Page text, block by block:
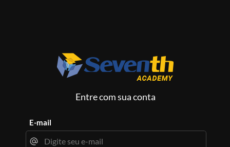
Entre com sua conta
E-mail